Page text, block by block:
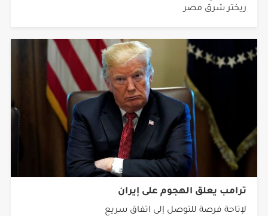
ترامب يعلق الهجوم على إيران